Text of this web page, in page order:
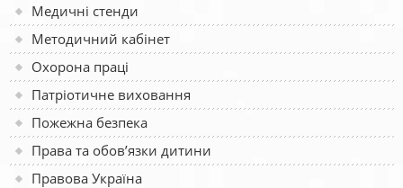
Медичні стенди
Методичний кабінет
Охорона праці
Патріотичне виховання
Пожежна безпека
Права та обов’язки дитини
Правова Україна